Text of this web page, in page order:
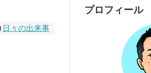
日々の出来事
プロフィール